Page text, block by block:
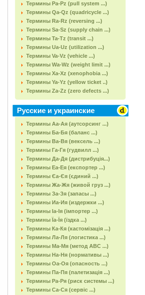
Термины Pa-Pz (pull system ...)
Термины Qa-Qz (quadricycle ...)
Термины Ra-Rz (reversing ...)
Термины Sa-Sz (supply chain ...)
Термины Ta-Tz (transit ...)
Термины Ua-Uz (utilization ...)
Термины Va-Vz (vehicle ...)
Термины Wa-Wz (weight limit ...)
Термины Xa-Xz (xenophobia ...)
Термины Ya-Yz (yellow ticket ..)
Термины Za-Zz (zero defects ...)
Русские и украинские
Термины Аа-Ая (аутсорсинг ...)
Термины Ба-Бя (баланс ...)
Термины Ва-Вя (вексель ...)
Термины Га-Гя (гудвилл ...)
Термины Да-Дя (дистрибуція...)
Термины Еа-Ея (експортер ...)
Термины Єа-Єя (єдиний ...)
Термины Жа-Жя (живой груз ...)
Термины За-Зя (запасы ...)
Термины Иа-Ия (издержки ...)
Термины Іа-Ія (імпортер ...)
Термины Їа-Їя (їздка ...)
Термины Ка-Кя (кастомізація ...)
Термины Ла-Ля (логистика ...)
Термины Ма-Мя (метод АВС ...)
Термины На-Ня (нормативы ...)
Термины Оа-Оя (опасность ...)
Термины Па-Пя (палетизація ...)
Термины Ра-Ря (риск системы ...)
Термины Са-Ся (сервіс ...)